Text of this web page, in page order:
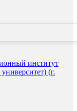
институт
(г.